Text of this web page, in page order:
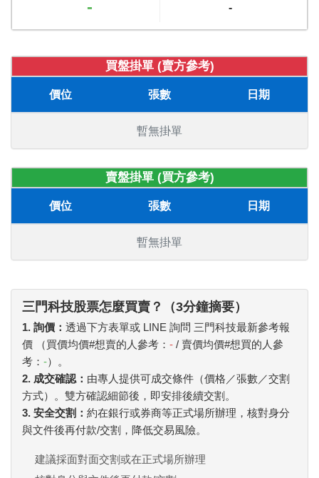
- -
買盤掛單 (賣方參考)
價位 張數 日期
暫無掛單
賣盤掛單 (買方參考)
價位 張數 日期
暫無掛單
三門科技股票怎麼買賣？（3分鐘摘要）
1. 詢價： 透過下方表單或 LINE 詢問 三門科技最新參考報
價 （買價均價#想賣的人參考： - / 賣價均價#想買的人參
考： -）。
2. 成交確認： 由專人提供可成交條件（價格／張數／交割
方式）。雙方確認細節後，即安排後續交割。
3. 安全交割： 約在銀行或券商等正式場所辦理，核對身分
與文件後再付款/交割，降低交易風險。
建議採面對面交割或在正式場所辦理